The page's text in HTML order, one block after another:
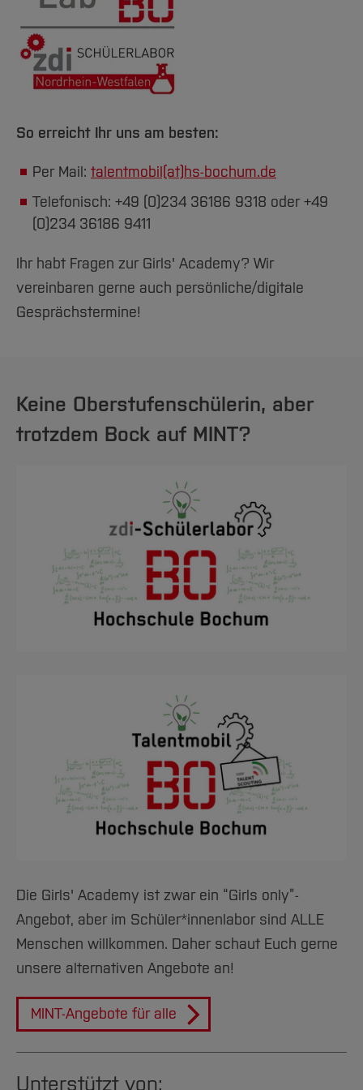
profitieren.
So erreicht Ihr uns am besten:
Per Mail: talentmobil(at)hs-bochum.de
Telefonisch: +49 (0)234 36186 9318 oder +49
(0)234 36186 9411
Ihr habt Fragen zur Girls' Academy? Wir
vereinbaren gerne auch persönliche/digitale
Gesprächstermine!
Keine Oberstufenschülerin, aber
trotzdem Bock auf MINT?
Die Girls' Academy ist zwar ein “Girls only”-
Angebot, aber im Schüler*innenlabor sind ALLE
Menschen willkommen. Daher schaut Euch gerne
unsere alternativen Angebote an!
MINT-Angebote für alle
Unterstützt von: